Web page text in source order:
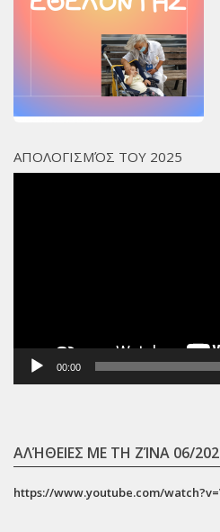
ΑΠΟΛΟΓΙΣΜΌΣ ΤΟΥ 2025
00:00
ΑΛΉΘΕΙΕΣ ΜΕ ΤΗ ΖΊΝΑ 06/
https://www.youtube.com/